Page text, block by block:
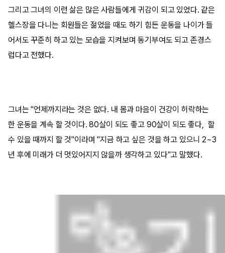
그리고 그녀의 이런 삶은 많은 사람들에게 귀감이 되고 있었다. 같은
헬스장을 다니는 회원들은 젊었을 때도 하기 힘든 운동을 나이가 들
어서도 꾸준히 하고 있는 모습을 지켜보며 동기부여도 되고 존경스
럽다고 전했다.
그녀는 "언제까지라는 것은 없다. 내 몸과 마음이 건강이 허락하는
한 운동을 계속 할 것이다. 80살이 되도 좋고 90살이 되도 좋다, 할
수 있을 때까지 할 것"이라며 "지금 하고 싶은 것을 하고 있으니 2~3
년 후에 미래가 더 멋있어지지 않을까 생각하고 있다"고 말했다.